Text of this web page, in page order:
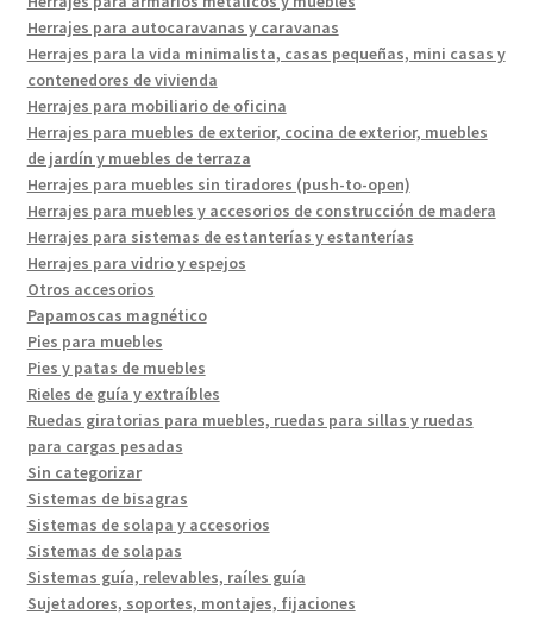
Herrajes para autocaravanas y caravanas
Herrajes para la vida minimalista, casas pequeñas, mini casas y
contenedores de vivienda
Herrajes para mobiliario de oficina
Herrajes para muebles de exterior, cocina de exterior, muebles
de jardín y muebles de terraza
Herrajes para muebles sin tiradores (push-to-open)
Herrajes para muebles y accesorios de construcción de madera
Herrajes para sistemas de estanterías y estanterías
Herrajes para vidrio y espejos
Otros accesorios
Papamoscas magnético
Pies para muebles
Pies y patas de muebles
Rieles de guía y extraíbles
Ruedas giratorias para muebles, ruedas para sillas y ruedas
para cargas pesadas
Sin categorizar
Sistemas de bisagras
Sistemas de solapa y accesorios
Sistemas de solapas
Sistemas guía, relevables, raíles guía
Sujetadores, soportes, montajes, fijaciones